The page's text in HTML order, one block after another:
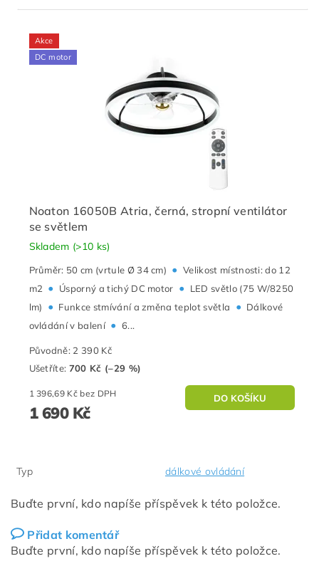
Akce
DC motor
Noaton 16050B Atria, černá, stropní ventilátor
se světlem
Skladem (>10 ks)
Průměr: 50 cm (vrtule Ø 34 cm) • Velikost místnosti: do 12
m2 • Úsporný a tichý DC motor •
LED světlo (75 W/8250
lm)
• Funkce stmívání a změna teplot světla • Dálkové
ovládání v balení • 6...
Původně: 2 390 Kč
Ušetříte: 700 Kč (–29 %)
1 396,69 Kč bez DPH
1 690 Kč
Typ dálkové ovládání
Buďte první, kdo napíše příspěvek k této položce.
Přidat komentář
Buďte první, kdo napíše příspěvek k této položce.